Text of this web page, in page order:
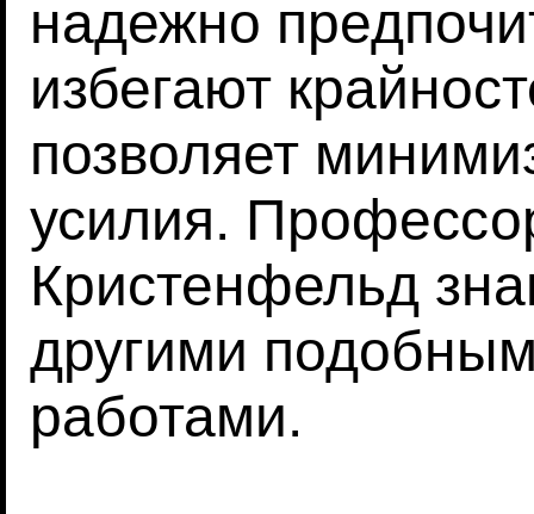
надежно
избегают
позволяет
усилия.
Кристенфельд
другими
работами.